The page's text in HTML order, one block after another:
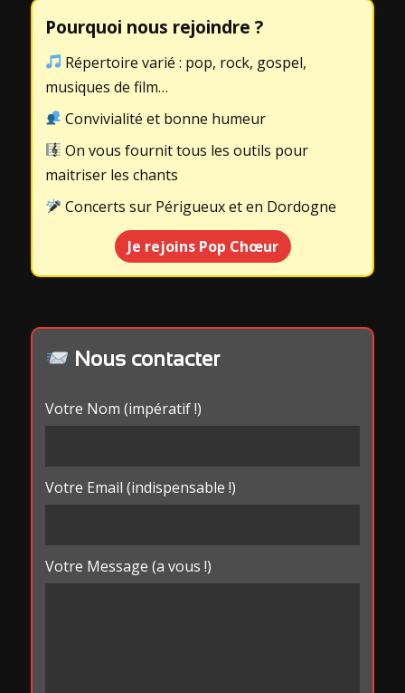
Pourquoi nous rejoindre ?
Répertoire varié : pop, rock, gospel,
musiques de film…
Convivialité et bonne humeur
On vous fournit tous les outils pour
maitriser les chants
Concerts sur Périgueux et en Dordogne
Je rejoins Pop Chœur
Nous contacter
Votre Nom (impératif !)
Votre Email (indispensable !)
Votre Message (a vous !)